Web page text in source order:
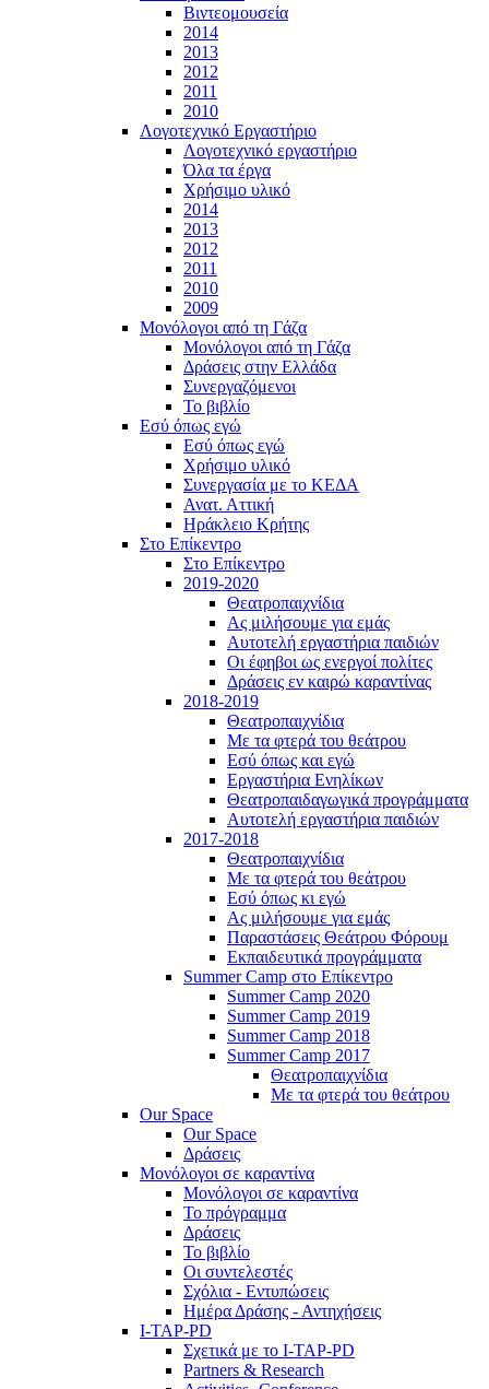
Βιντεομουσεία
2014
2013
2012
2011
2010
Λογοτεχνικό Εργαστήριο
Λογοτεχνικό εργαστήριο
Όλα τα έργα
Χρήσιμο υλικό
2014
2013
2012
2011
2010
2009
Μονόλογοι από τη Γάζα
Μονόλογοι από τη Γάζα
Δράσεις στην Ελλάδα
Συνεργαζόμενοι
To βιβλίο
Εσύ όπως εγώ
Εσύ όπως εγώ
Χρήσιμο υλικό
Συνεργασία με το ΚΕΔΑ
Ανατ. Αττική
Ηράκλειο Κρήτης
Στο Επίκεντρο
Στο Επίκεντρο
2019-2020
Θεατροπαιχνίδια
Ας μιλήσουμε για εμάς
Αυτοτελή εργαστήρια παιδιών
Οι έφηβοι ως ενεργοί πολίτες
Δράσεις εν καιρώ καραντίνας
2018-2019
Θεατροπαιχνίδια
Με τα φτερά του θεάτρου
Εσύ όπως και εγώ
Εργαστήρια Ενηλίκων
Θεατροπαιδαγωγικά προγράμματα
Αυτοτελή εργαστήρια παιδιών
2017-2018
Θεατροπαιχνίδια
Με τα φτερά του θεάτρου
Εσύ όπως κι εγώ
Ας μιλήσουμε για εμάς
Παραστάσεις Θεάτρου Φόρουμ
Εκπαιδευτικά προγράμματα
Summer Camp στο Επίκεντρο
Summer Camp 2020
Summer Camp 2019
Summer Camp 2018
Summer Camp 2017
Θεατροπαιχνίδια
Με τα φτερά του θεάτρου
Our Space
Our Space
Δράσεις
Μονόλογοι σε καραντίνα
Μονόλογοι σε καραντίνα
Το πρόγραμμα
Δράσεις
Το βιβλίο
Οι συντελεστές
Σχόλια - Εντυπώσεις
Ημέρα Δράσης - Αντηχήσεις
I-TAP-PD
Σχετικά με το I-TAP-PD
Partners & Research